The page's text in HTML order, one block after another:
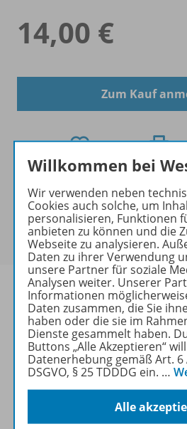
14,00 €
Zum Kauf
Mengenrabatt
Für dieses Produkt gibt es bei
Klasse einenMengenrabatt.
wird Ihnen an der Kasse
Beschreibung
Willkommen bei
Wir verwenden neben
Cookies auch solche, um
personalisieren, Funktionen
anbieten zu können und die
Webseite zu analysieren.
Daten zu ihrer Verwendung
unsere Partner für soziale
Analysen weiter. Unserer
Informationen
Daten zusammen, die Sie
haben oder die sie im
Dienste gesammelt haben.
Buttons „Alle Akzeptieren“
Datenerhebung gemäß Art. 6
DSGVO, § 25 TDDDG ein. …
Alle